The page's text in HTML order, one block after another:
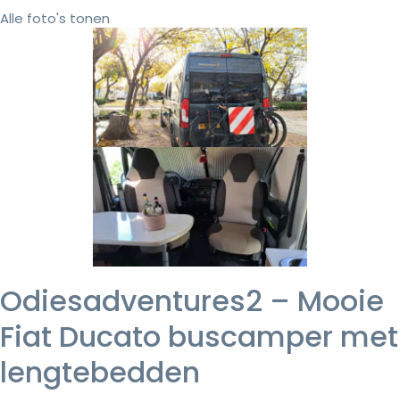
Alle foto's tonen
Odiesadventures2 – Mooie
Fiat Ducato buscamper met
lengtebedden